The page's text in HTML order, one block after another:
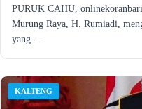
PURUK CAHU,
Murung Raya, H. Rumiadi,
yang…
KALTENG